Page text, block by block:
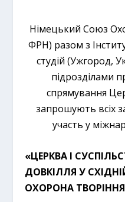
Німецький Союз
ФРН) разом з
студій (Ужгород,
підрозділами
спрямування
запрошують всіх
участь у
«ЦЕРКВА І
ДОВКІЛЛЯ У
ОХОРОНА